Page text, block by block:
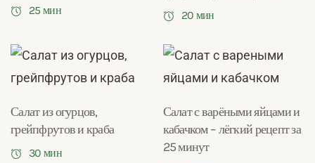
25 мин 20 мин
Салат из огурцов,
грейпфрутов и краба
30 мин
Салат с варёными яйцами и
кабачком – лёгкий рецепт за
25 минут